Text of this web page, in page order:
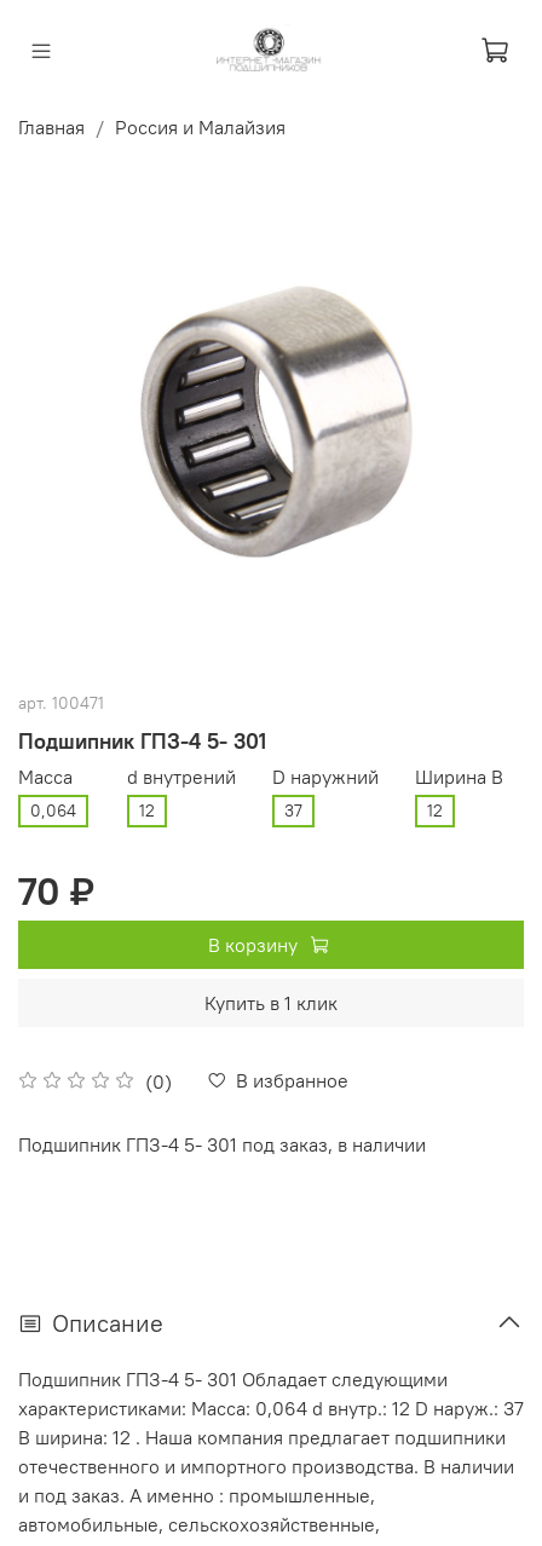
Главная Россия и Малайзия
арт. 100471
Подшипник ГПЗ-4 5- 301
(0) В избранное
Масса
0,064
d внутрений
12
D наружний
37
Ширина В
12
70 ₽
В корзину
Купить в 1 клик
Подшипник ГПЗ-4 5- 301 под заказ, в наличии
Описание
Подшипник ГПЗ-4 5- 301 Обладает следующими
характеристиками: Масса: 0,064 d внутр.: 12 D наруж.: 37
В ширина: 12 . Наша компания предлагает подшипники
отечественного и импортного производства. В наличии
и под заказ. А именно : промышленные,
автомобильные, сельскохозяйственные,